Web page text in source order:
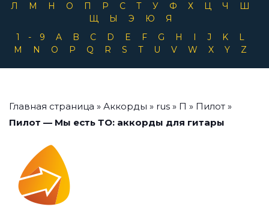
Л
М Н О П Р С Т У Ф Х Ц Ч
Ш
Щ
Ы Э Ю
Я
1-9
A B C D E F G H I J K
L
M
N O P Q R S T U V W X Y Z
Главная страница » Аккорды » rus » П » Пилот »
Пилот — Мы есть ТО: аккорды для гитары